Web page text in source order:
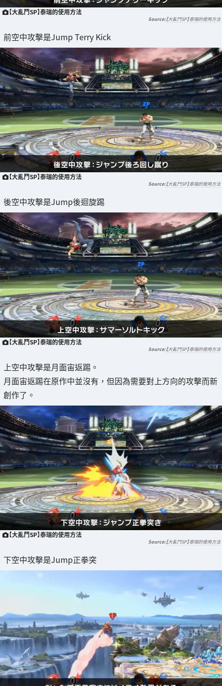
【大亂鬥SP】泰瑞的使用方法
【大亂鬥SP】泰瑞的使用方法
前空中攻擊是Jump Terry Kick
【大亂鬥SP】泰瑞的使用方法
【大亂鬥SP】泰瑞的使用方法
後空中攻擊是Jump後迴旋踢
【大亂鬥SP】泰瑞的使用方法
【大亂鬥SP】泰瑞的使用方法
上空中攻擊是月面宙返踢。
月面宙返踢在原作中並沒有，但因為需要對上方向的攻擊而新
創作了。
【大亂鬥SP】泰瑞的使用方法
【大亂鬥SP】泰瑞的使用方法
下空中攻擊是Jump正拳突